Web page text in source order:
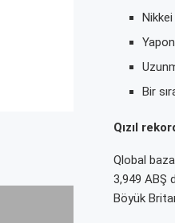
Bir
Qızıl
Qlobal
3,949 ABŞ
Böyük